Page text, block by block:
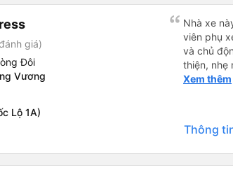
giá)
Đôi
Vương
Lộ 1A)
Nhà xe
viên phụ xe. Từ khâu gọi điện đến lúc lên xe đều
và chủ
thiện, nhẹ nhàng. Nằm trên xe cũng
nước suối
Lúc
Sợi (
mình
Xem thêm
Thông